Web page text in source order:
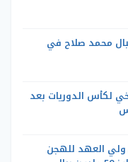
محمد صلاح في
لكأس الدوريات بعد
ولي العهد للهجن